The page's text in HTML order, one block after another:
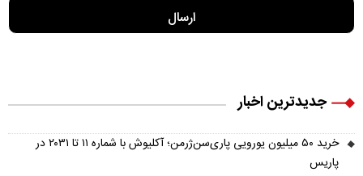
جدیدترین اخبار
خرید ۵۰ میلیون یورویی پاری‌سن‌ژرمن؛ آکلیوش با شماره ۱۱ تا ۲۰۳۱ در
پاریس